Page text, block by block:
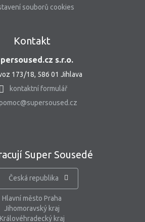
souborů cookies
Kontakt
s.r.o.
173/18, 586 01 Jihlava
kontaktní formulář
Super Sousedé
Česká republika
Hlavní město Praha
Jihomoravský kraj
Královéhradecký kraj